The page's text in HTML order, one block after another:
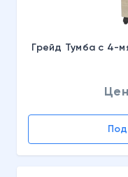
Грейд Тумба с 4-